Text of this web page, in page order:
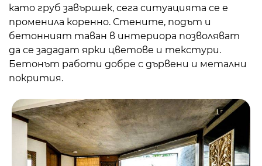
като груб завършек, сега ситуацията се е
променила коренно. Стените, подът и
бетонният таван в интериора позволяват
да се зададат ярки цветове и текстури.
Бетонът работи добре с дървени и метални
покрития.